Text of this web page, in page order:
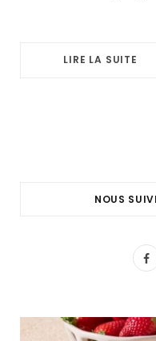
LIRE LA SUITE
NOUS
F